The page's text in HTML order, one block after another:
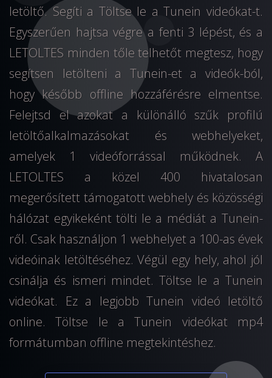
letöltő. Segíti a Töltse le a Tunein videókat-t.
Egyszerűen hajtsa végre a fenti 3 lépést, és a
LETOLTES minden tőle telhetőt megtesz, hogy
segítsen letölteni a Tunein-et a videók-ból,
hogy később offline hozzáférésre elmentse.
Felejtsd el azokat a különálló szűk profilú
letöltőalkalmazásokat és webhelyeket,
amelyek 1 videóforrással működnek. A
LETOLTES a közel 400 hivatalosan
megerősített támogatott webhely és közösségi
hálózat egyikeként tölti le a médiát a Tunein-
ről. Csak használjon 1 webhelyet a 100-as évek
videóinak letöltéséhez. Végül egy hely, ahol jól
csinálja és ismeri mindet. Töltse le a Tunein
videókat. Ez a legjobb Tunein videó letöltő
online. Töltse le a Tunein videókat mp4
formátumban offline megtekintéshez.